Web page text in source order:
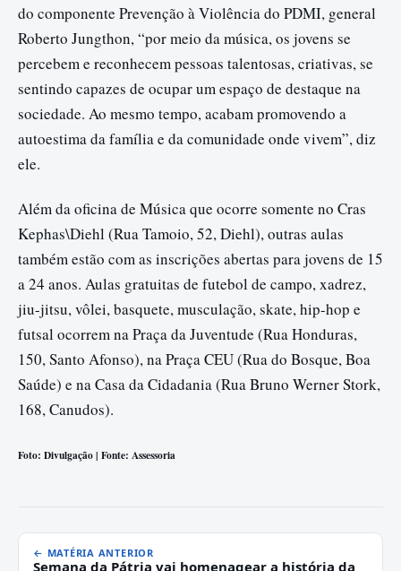
do componente Prevenção à Violência do PDMI, general
Roberto Jungthon, “por meio da música, os jovens se
percebem e reconhecem pessoas talentosas, criativas, se
sentindo capazes de ocupar um espaço de destaque na
sociedade. Ao mesmo tempo, acabam promovendo a
autoestima da família e da comunidade onde vivem”, diz
ele.
Além da oficina de Música que ocorre somente no Cras
Kephas\Diehl (Rua Tamoio, 52, Diehl), outras aulas
também estão com as inscrições abertas para jovens de 15
a 24 anos. Aulas gratuitas de futebol de campo, xadrez,
jiu-jitsu, vôlei, basquete, musculação, skate, hip-hop e
futsal ocorrem na Praça da Juventude (Rua Honduras,
150, Santo Afonso), na Praça CEU (Rua do Bosque, Boa
Saúde) e na Casa da Cidadania (Rua Bruno Werner Stork,
168, Canudos).
Foto: Divulgação | Fonte: Assessoria
← MATÉRIA ANTERIOR
Semana da Pátria vai homenagear a história da